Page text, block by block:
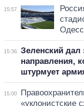
15:57
15:36
Зеленский дал
направления,
штурмует
15:00
«уклонистские